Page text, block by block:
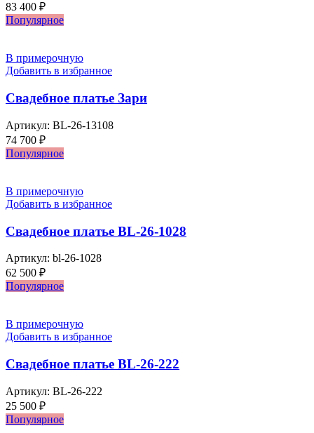
83 400 ₽
Популярное
В примерочную
Добавить в избранное
Свадебное платье Зари
Артикул: BL-26-13108
74 700 ₽
Популярное
В примерочную
Добавить в избранное
Свадебное платье BL-26-1028
Артикул: bl-26-1028
62 500 ₽
Популярное
В примерочную
Добавить в избранное
Свадебное платье BL-26-222
Артикул: BL-26-222
25 500 ₽
Популярное